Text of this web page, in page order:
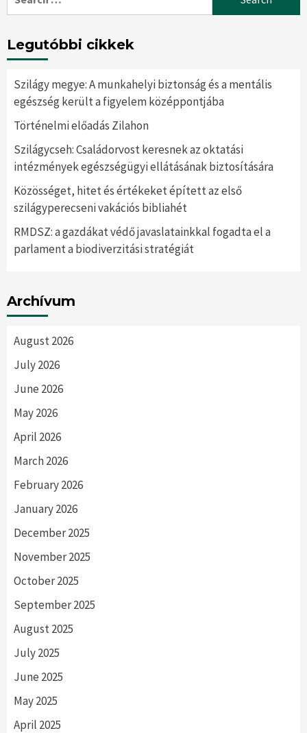
for:
Legutóbbi cikkek
Szilágy megye: A munkahelyi biztonság és a mentális
egészség került a figyelem középpontjába
Történelmi előadás Zilahon
Szilágycseh: Családorvost keresnek az oktatási
intézmények egészségügyi ellátásának biztosítására
Közösséget, hitet és értékeket épített az első
szilágyperecseni vakációs bibliahét
RMDSZ: a gazdákat védő javaslatainkkal fogadta el a
parlament a biodiverzitási stratégiát
Archívum
August 2026
July 2026
June 2026
May 2026
April 2026
March 2026
February 2026
January 2026
December 2025
November 2025
October 2025
September 2025
August 2025
July 2025
June 2025
May 2025
April 2025